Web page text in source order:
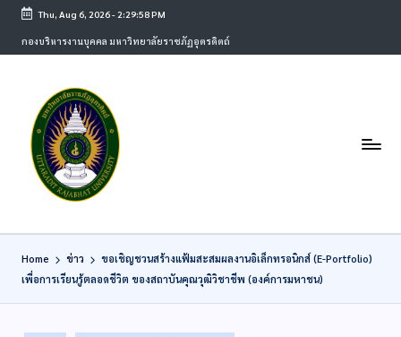
Thu, Aug 6, 2026- 2:29:58 PM
กองบริหารงานบุคคล มหาวิทยาลัยราชภัฏอุตรดิตถ์
Home ข่าว
ขอเชิญชวนสร้างแฟ้มสะสมผลงานอิเล็กทรอนิกส์ (E-Portfolio)
เพื่อการเรียนรู้ตลอดชีวิต ของสถาบันคุณวุฒิวิชาชีพ (องค์การมหาชน)